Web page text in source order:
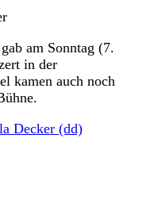
am Sonntag (7.
in der
kamen auch noch
Decker (dd)